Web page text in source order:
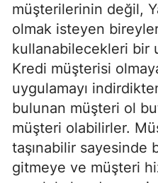
müşterilerinin değil,
olmak isteyen
kullanabilecekleri bir
Kredi müşterisi
uygulamayı
bulunan müşteri ol
müşteri olabilirler.
taşınabilir sayesinde
gitmeye ve müşteri